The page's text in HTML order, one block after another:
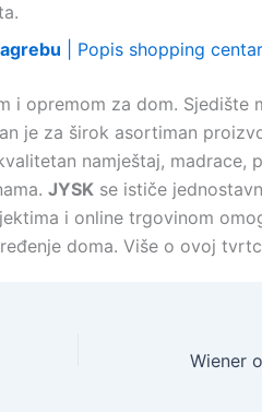
| Popis shopping
i opremom za dom. Sjedište
je za širok asortiman
namještaj, madrace,
JYSK se ističe
i online trgovinom
doma. Više o ovoj